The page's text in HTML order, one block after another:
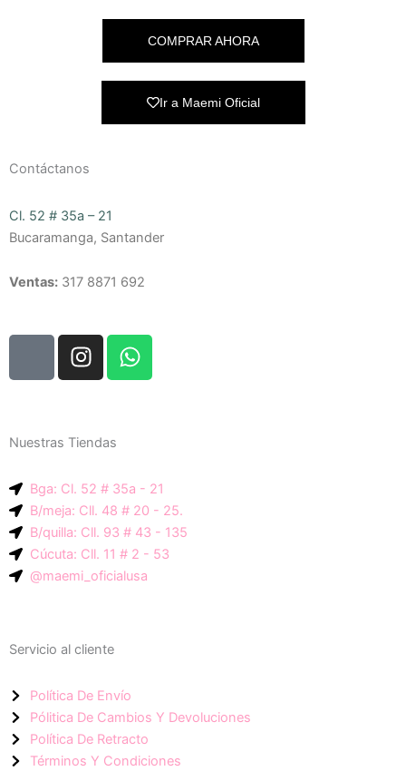
COMPRAR AHORA
Ir a Maemi Oficial
Contáctanos
Cl. 52 # 35a – 21
Bucaramanga, Santander
Ventas: 317 8871 692
W
e
-
i
c
o
n
a
c
e
b
o
o
I
n
a
r
a
m
W
h
p
p
Nuestras Tiendas
Bga: Cl. 52 # 35a - 21
B/meja: Cll. 48 # 20 - 25.
B/quilla: Cll. 93 # 43 - 135
Cúcuta: Cll. 11 # 2 - 53
@maemi_oficialusa
Servicio al cliente
Política De Envío
Pólitica De Cambios Y Devoluciones
Política De Retracto
Términos Y Condiciones